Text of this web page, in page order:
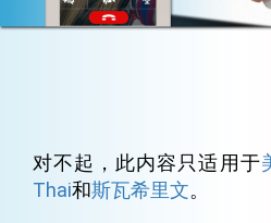
对不起，此内容只适用于
Thai和斯瓦希里文。